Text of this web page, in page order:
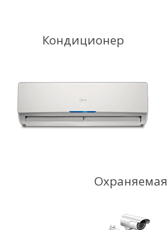
Кондиционер